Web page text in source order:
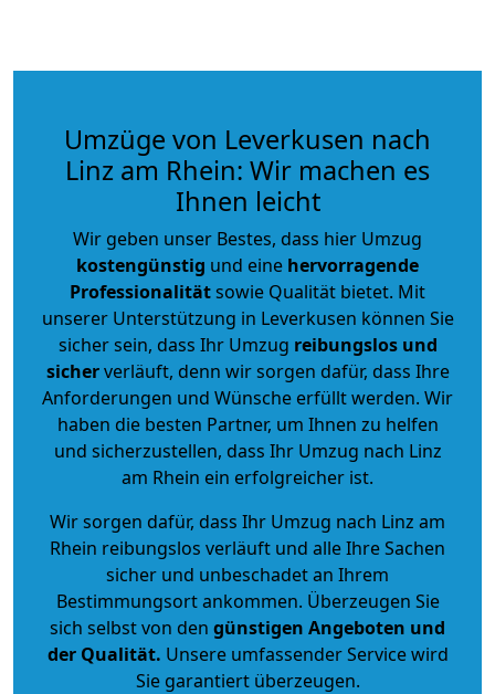
Umzüge von Leverkusen nach
Linz am Rhein: Wir machen es
Ihnen leicht
Wir geben unser Bestes, dass hier Umzug
kostengünstig und eine hervorragende
Professionalitätsowie Qualität bietet. Mit
unserer Unterstützung in Leverkusen können Sie
sicher sein, dass Ihr Umzug reibungslos und
sicherverläuft, denn wir sorgen dafür, dass Ihre
Anforderungen und Wünsche erfüllt werden. Wir
haben die besten Partner, um Ihnen zu helfen
und sicherzustellen, dass Ihr Umzug nach Linz
am Rhein ein erfolgreicher ist.
Wir sorgen dafür, dass Ihr Umzug nach Linz am
Rhein reibungslos verläuft und alle Ihre Sachen
sicher und unbeschadet an Ihrem
Bestimmungsort ankommen. Überzeugen Sie
sich selbst von den günstigen Angeboten und
der Qualität. Unsere umfassender Service wird
Sie garantiert überzeugen.